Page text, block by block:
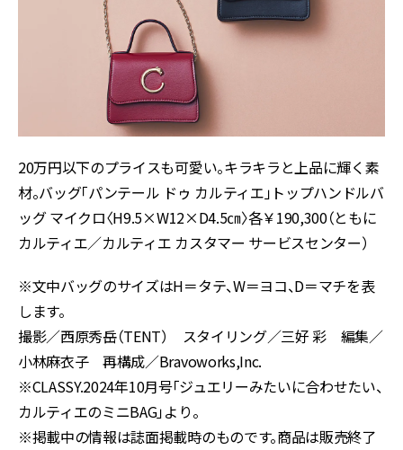
20万円以下のプライスも可愛い。キラキラと上品に輝く素
材。バッグ「パンテール ドゥ カルティエ」トップハンドルバ
ッグ マイクロ〈H9.5×W12×D4.5㎝〉各￥190,300（ともに
カルティエ／カルティエ カスタマー サービスセンター）
※文中バッグのサイズはH＝タテ、W＝ヨコ、D＝マチを表
します。
撮影／西原秀岳（TENT） スタイリング／三好 彩 編集／
小林麻衣子 再構成／Bravoworks,Inc.
※CLASSY.2024年10月号「ジュエリーみたいに合わせたい、
カルティエのミニBAG」より。
※掲載中の情報は誌面掲載時のものです。商品は販売終了